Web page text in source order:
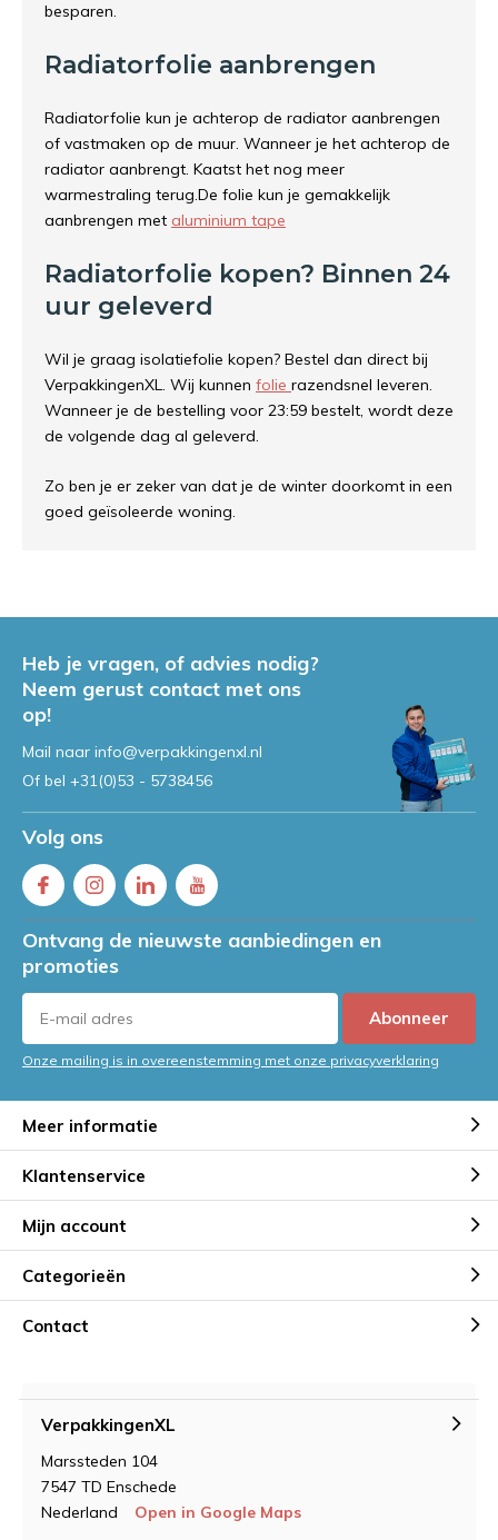
besparen.
Radiatorfolie aanbrengen
Radiatorfolie kun je achterop de radiator aanbrengen
of vastmaken op de muur. Wanneer je het achterop de
radiator aanbrengt. Kaatst het nog meer
warmestraling terug.De folie kun je gemakkelijk
aanbrengen met aluminium tape
Radiatorfolie kopen? Binnen 24
uur geleverd
Wil je graag isolatiefolie kopen? Bestel dan direct bij
VerpakkingenXL. Wij kunnen folie razendsnel leveren.
Wanneer je de bestelling voor 23:59 bestelt, wordt deze
de volgende dag al geleverd.
Zo ben je er zeker van dat je de winter doorkomt in een
goed geïsoleerde woning.
Heb je vragen, of advies nodig?
Neem gerust contact met ons
op!
Mail naar info@verpakkingenxl.nl
Of bel +31(0)53 - 5738456
Volg ons
Ontvang de nieuwste aanbiedingen en
promoties
Abonneer
Onze mailing is in overeenstemming met onze privacyverklaring
Meer informatie
Klantenservice
Mijn account
Categorieën
Contact
VerpakkingenXL
Marssteden 104
7547 TD Enschede
Nederland
Open in Google Maps